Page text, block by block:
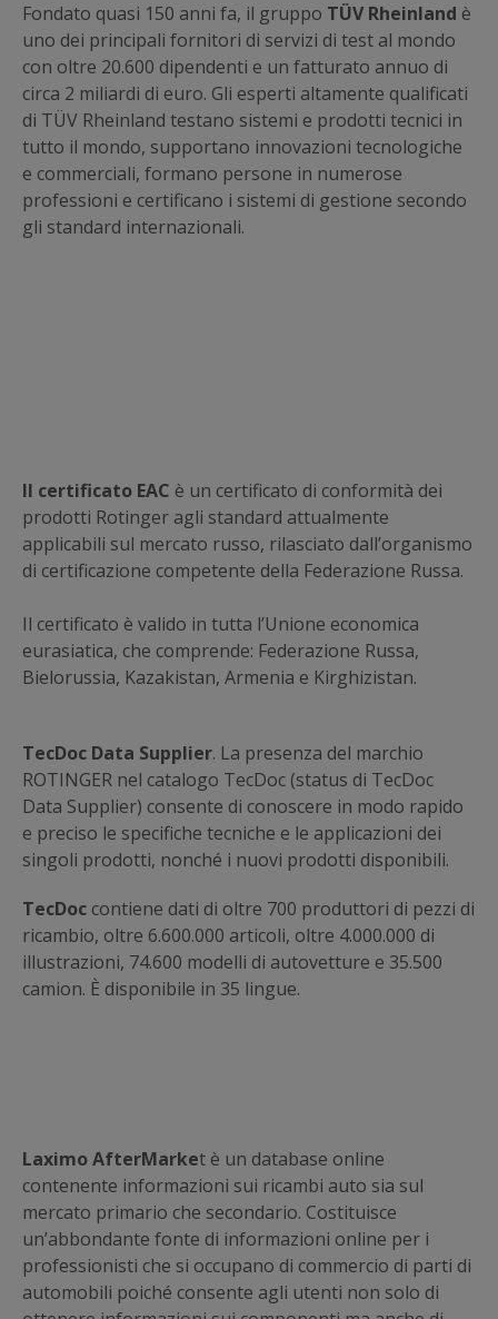
Fondato quasi 150 anni fa, il gruppo TÜV Rheinland è
uno dei principali fornitori di servizi di test al mondo
con oltre 20.600 dipendenti e un fatturato annuo di
circa 2 miliardi di euro. Gli esperti altamente qualificati
di TÜV Rheinland testano sistemi e prodotti tecnici in
tutto il mondo, supportano innovazioni tecnologiche
e commerciali, formano persone in numerose
professioni e certificano i sistemi di gestione secondo
gli standard internazionali.
Il certificato EAC è un certificato di conformità dei
prodotti Rotinger agli standard attualmente
applicabili sul mercato russo, rilasciato dall’organismo
di certificazione competente della Federazione Russa.
Il certificato è valido in tutta l’Unione economica
eurasiatica, che comprende: Federazione Russa,
Bielorussia, Kazakistan, Armenia e Kirghizistan.
TecDoc Data Supplier. La presenza del marchio
ROTINGER nel catalogo TecDoc (status di TecDoc
Data Supplier) consente di conoscere in modo rapido
e preciso le specifiche tecniche e le applicazioni dei
singoli prodotti, nonché i nuovi prodotti disponibili.
TecDoc contiene dati di oltre 700 produttori di pezzi di
ricambio, oltre 6.600.000 articoli, oltre 4.000.000 di
illustrazioni, 74.600 modelli di autovetture e 35.500
camion. È disponibile in 35 lingue.
Laximo AfterMarket è un database online
contenente informazioni sui ricambi auto sia sul
mercato primario che secondario. Costituisce
un’abbondante fonte di informazioni online per i
professionisti che si occupano di commercio di parti di
automobili poiché consente agli utenti non solo di